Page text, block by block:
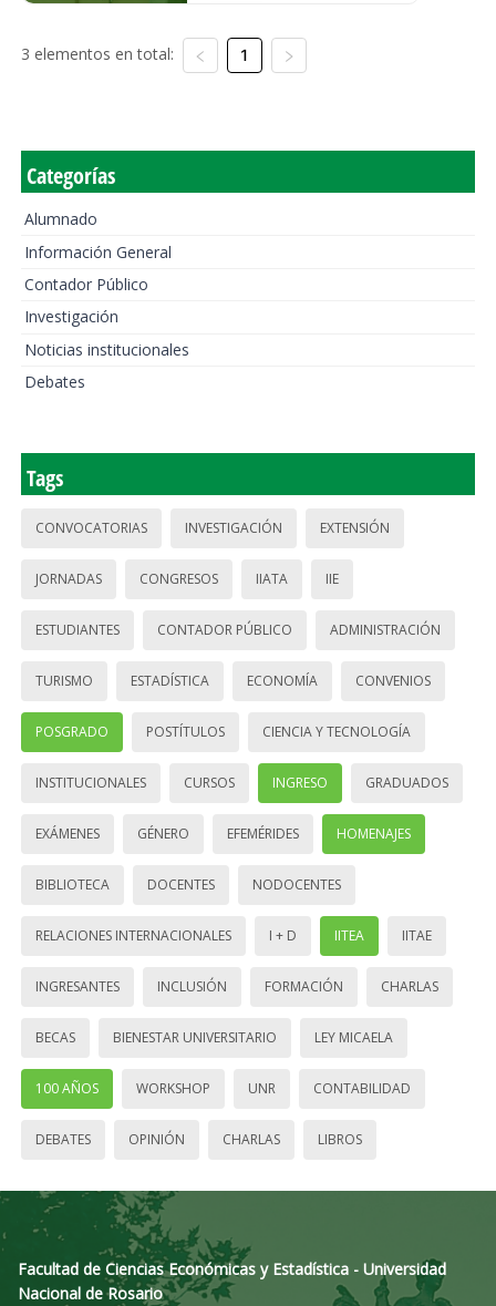
3 elementos en total: 1
Categorías
Alumnado
Información General
Contador Público
Investigación
Noticias institucionales
Debates
Tags
CONVOCATORIAS INVESTIGACIÓN EXTENSIÓN
JORNADAS CONGRESOS IIATA IIE
ESTUDIANTES CONTADOR PÚBLICO ADMINISTRACIÓN
TURISMO ESTADÍSTICA ECONOMÍA CONVENIOS
POSGRADO POSTÍTULOS CIENCIA Y TECNOLOGÍA
INSTITUCIONALES CURSOS INGRESO GRADUADOS
EXÁMENES GÉNERO EFEMÉRIDES HOMENAJES
BIBLIOTECA DOCENTES NODOCENTES
RELACIONES INTERNACIONALES I + D IITEA IITAE
INGRESANTES INCLUSIÓN FORMACIÓN CHARLAS
BECAS BIENESTAR UNIVERSITARIO LEY MICAELA
100 AÑOS WORKSHOP UNR CONTABILIDAD
DEBATES OPINIÓN CHARLAS LIBROS
Facultad de Ciencias Económicas y Estadística - Universidad
Nacional de Rosario